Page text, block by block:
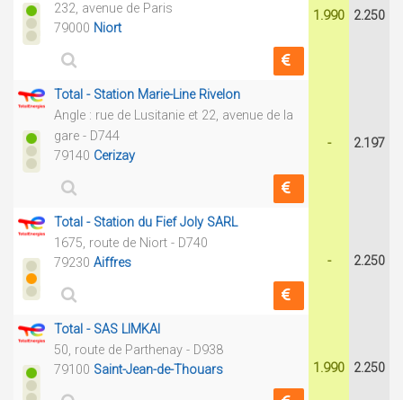
232, avenue de Paris
79000 Niort
1.990 2.250
Total - Station Marie-Line Rivelon
Angle : rue de Lusitanie et 22, avenue de la
gare - D744
79140 Cerizay
- 2.197
Total - Station du Fief Joly SARL
1675, route de Niort - D740
79230 Aiffres - 2.250
Total - SAS LIMKAI
50, route de Parthenay - D938
79100 Saint-Jean-de-Thouars 1.990 2.250